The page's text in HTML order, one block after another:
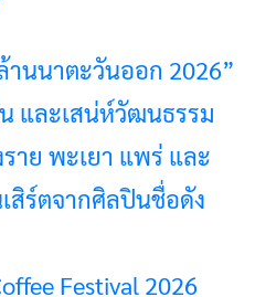
นนาตะวันออก 2026”
และเสน่ห์วัฒนธรรม
าย พะเยา แพร่ และ
ร์ตจากศิลปินชื่อดัง
Festival 2026